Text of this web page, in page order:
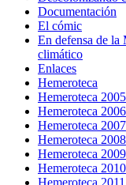
Documentación
El cómic
En defensa de
climático
Enlaces
Hemeroteca
Hemeroteca 2005
Hemeroteca 2006
Hemeroteca 2007
Hemeroteca 2008
Hemeroteca 2009
Hemeroteca 2010
Hemeroteca 2011